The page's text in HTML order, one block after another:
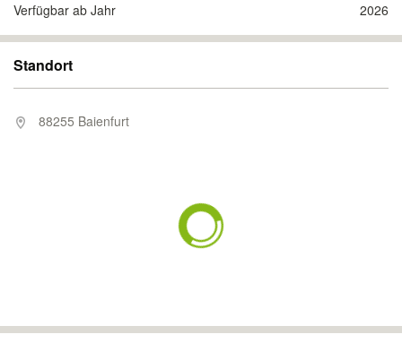
Verfügbar ab Jahr
2026
Standort
88255 Baienfurt